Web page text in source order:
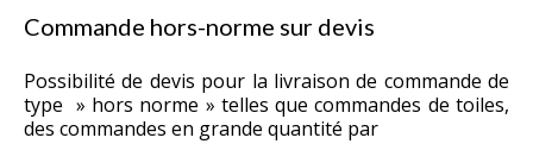
Commande hors-norme sur devis
Possibilité de devis pour la livraison de commande de
type » hors norme » telles que commandes de toiles,
des commandes en grande quantité par